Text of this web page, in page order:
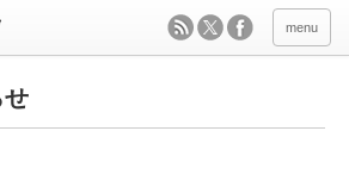
menu
せ